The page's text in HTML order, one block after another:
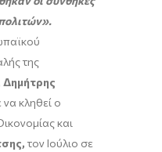
της
Δημήτρης
να κληθεί ο
και
τον Ιούλιο σε